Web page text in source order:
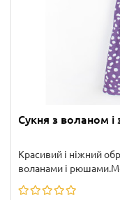
Сукня з воланом
Красивий і ніжний
воланами і